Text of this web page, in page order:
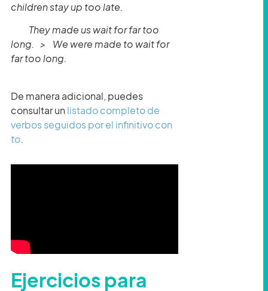
children stay up too late.
They made us wait for far too
long. > We were made to wait for
far too long.
De manera adicional, puedes
consultar un listado completo de
verbos seguidos por el infinitivo con
to.
Ejercicios para